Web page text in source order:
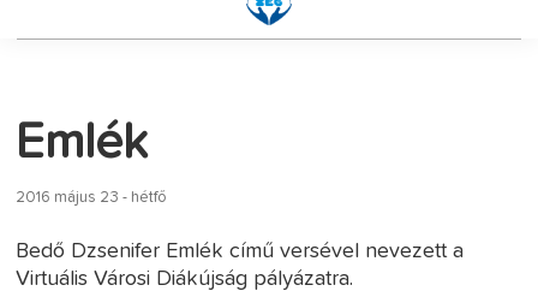
Emlék
2016 május 23 - hétfő
Bedő Dzsenifer Emlék című versével nevezett a
Virtuális Városi Diákújság pályázatra.